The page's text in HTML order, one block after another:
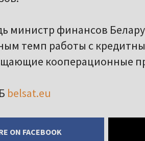
министр финансов
темп работы с
кооперационные
belsat.eu
ON FACEBOOK